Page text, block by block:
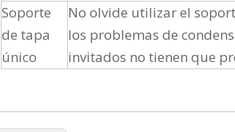
Soporte
de tapa
único
No olvide utilizar el
los problemas de
invitados no tienen que